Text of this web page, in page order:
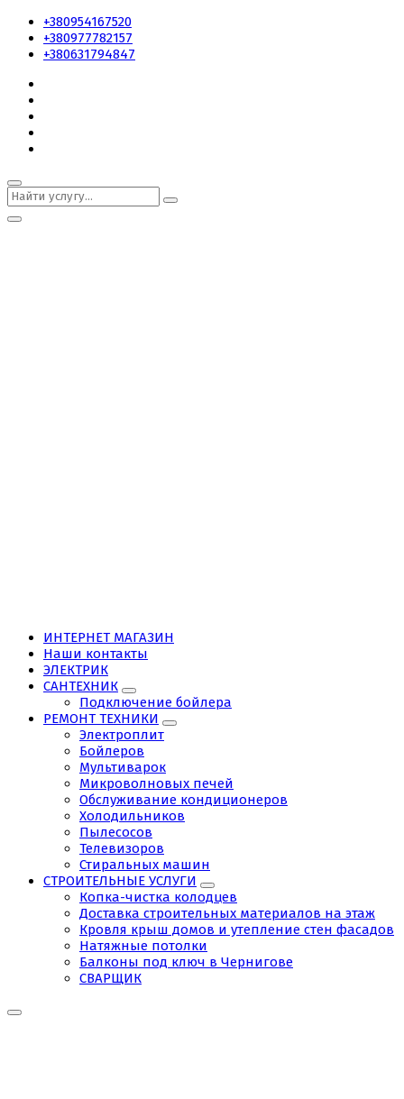
+380954167520
+380977782157
+380631794847
ИНТЕРНЕТ МАГАЗИН
Наши контакты
ЭЛЕКТРИК
САНТЕХНИК
Подключение бойлера
РЕМОНТ ТЕХНИКИ
Электроплит
Бойлеров
Мультиварок
Микроволновых печей
Обслуживание кондиционеров
Холодильников
Пылесосов
Телевизоров
Стиральных машин
СТРОИТЕЛЬНЫЕ УСЛУГИ
Копка-чистка колодцев
Доставка строительных материалов на этаж
Кровля крыш домов и утепление стен фасадов
Натяжные потолки
Балконы под ключ в Чернигове
СВАРЩИК